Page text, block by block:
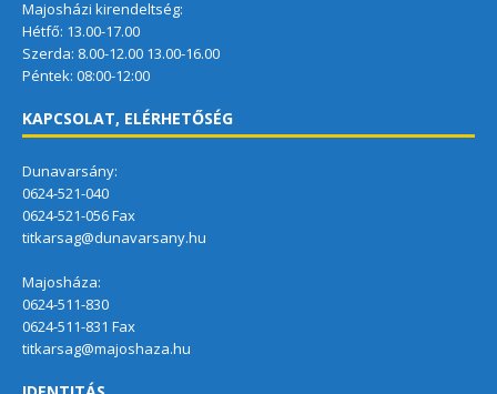
Majosházi kirendeltség:
Hétfő: 13.00-17.00
Szerda: 8.00-12.00 13.00-16.00
Péntek: 08:00-12:00
KAPCSOLAT, ELÉRHETŐSÉG
Dunavarsány:
0624-521-040
0624-521-056 Fax
titkarsag@dunavarsany.hu
Majosháza:
0624-511-830
0624-511-831 Fax
titkarsag@majoshaza.hu